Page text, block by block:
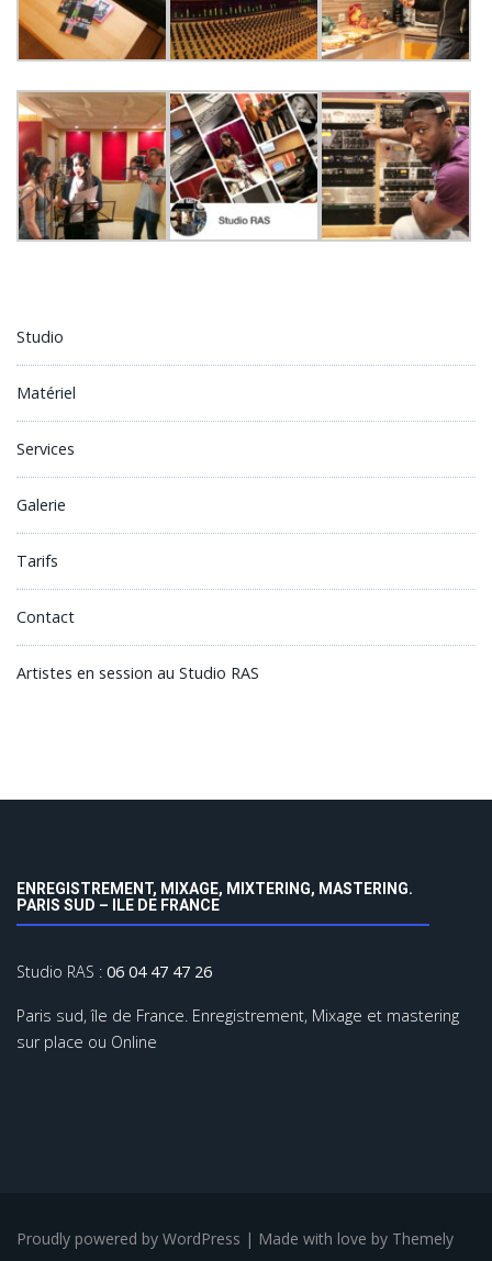
Studio
Matériel
Services
Galerie
Tarifs
Contact
Artistes en session au Studio RAS
ENREGISTREMENT, MIXAGE, MIXTERING, MASTERING.
PARIS SUD – ILE DE FRANCE
Studio RAS : 06 04 47 47 26
Paris sud, île de France. Enregistrement, Mixage et mastering
sur place ou Online
Proudly powered by WordPress | Made with love by Themely